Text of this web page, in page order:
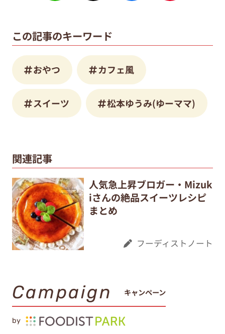
この記事のキーワード
おやつ カフェ風
スイーツ 松本ゆうみ(ゆーママ)
関連記事
人気急上昇ブロガー・Mizuk
iさんの絶品スイーツレシピ
まとめ
フーディストノート
Campaign キャンペーン
by